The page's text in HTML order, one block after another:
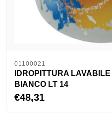
01100021
IDROPITTURA
BIANCO LT 14
€48,31